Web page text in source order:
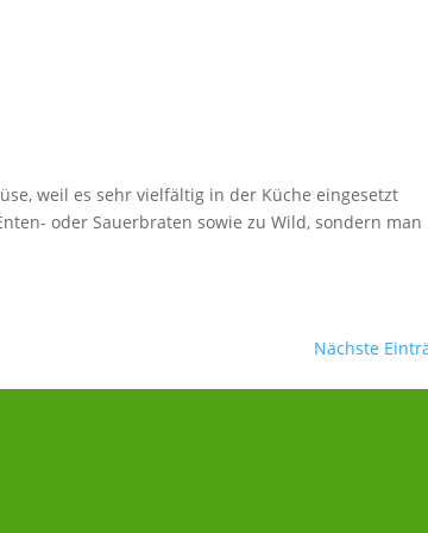
weil es sehr vielfältig in der Küche eingesetzt
oder Sauerbraten sowie zu Wild, sondern man
Nächste